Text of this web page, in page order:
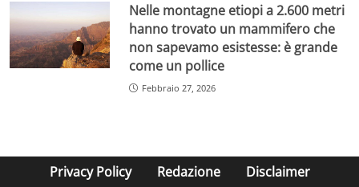
Nelle montagne etiopi a 2.600 metri
hanno trovato un mammifero che
non sapevamo esistesse: è grande
come un pollice
Febbraio 27, 2026
Privacy Policy Redazione Disclaimer